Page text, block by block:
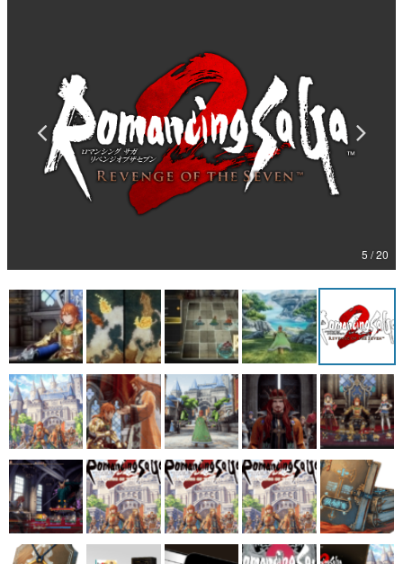
アプリレビュー
その他
電ファミニコゲーマーとは？
運営：株式会社マレ
5 / 20